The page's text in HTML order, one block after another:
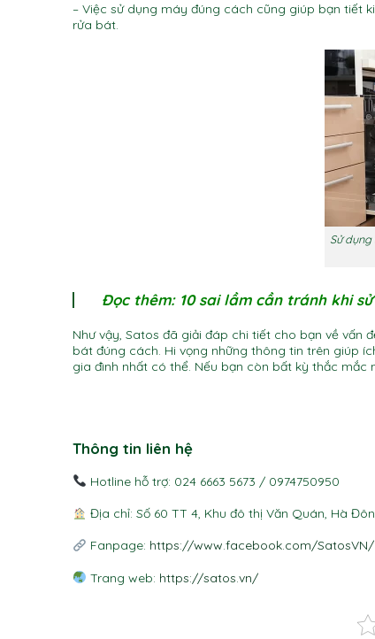
– Việc sử dụng máy đúng cách cũng giúp bạn tiết
rửa bát.
Sử
Đọc thêm: 10 sai lầm cần tránh khi
Như vậy, Satos đã giải đáp chi tiết cho bạn về
bát đúng cách. Hi vọng những thông tin trên giúp
gia đình nhất có thể. Nếu bạn còn bất kỳ thắc mắc
Thông tin liên hệ
Hotline hỗ trợ: 024 6663 5673 / 0974750950
Địa chỉ: Số 60 TT 4, Khu đô thị Văn Quán, Hà
Fanpage: https://www.facebook.com/SatosVN/
Trang web: https://satos.vn/